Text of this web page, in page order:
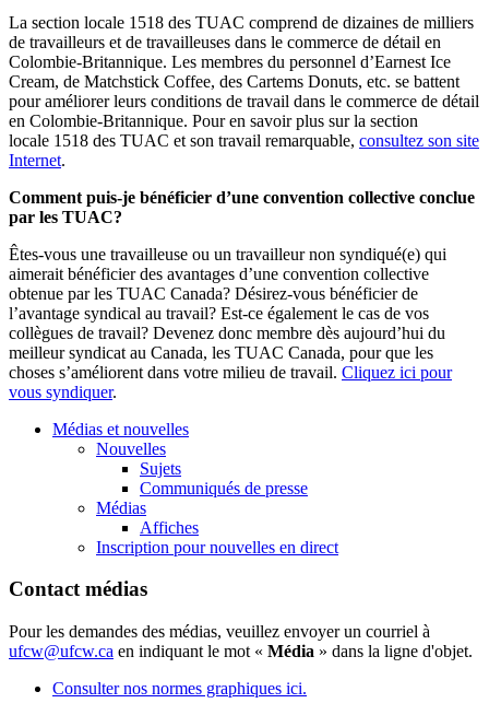
La section locale 1518 des TUAC comprend de dizaines de milliers
de travailleurs et de travailleuses dans le commerce de détail en
Colombie-Britannique. Les membres du personnel d’Earnest Ice
Cream, de Matchstick Coffee, des Cartems Donuts, etc. se battent
pour améliorer leurs conditions de travail dans le commerce de détail
en Colombie-Britannique. Pour en savoir plus sur la section
locale 1518 des TUAC et son travail remarquable, consultez son site
Internet.
Comment puis-je bénéficier d’une convention collective conclue
par les TUAC?
Êtes-vous une travailleuse ou un travailleur non syndiqué(e) qui
aimerait bénéficier des avantages d’une convention collective
obtenue par les TUAC Canada? Désirez-vous bénéficier de
l’avantage syndical au travail? Est-ce également le cas de vos
collègues de travail? Devenez donc membre dès aujourd’hui du
meilleur syndicat au Canada, les TUAC Canada, pour que les
choses s’améliorent dans votre milieu de travail. Cliquez ici pour
vous syndiquer.
Médias et nouvelles
Nouvelles
Sujets
Communiqués de presse
Médias
Affiches
Inscription pour nouvelles en direct
Contact médias
Pour les demandes des médias, veuillez envoyer un courriel à
ufcw@ufcw.ca en indiquant le mot « Média » dans la ligne d'objet.
Consulter nos normes graphiques ici.